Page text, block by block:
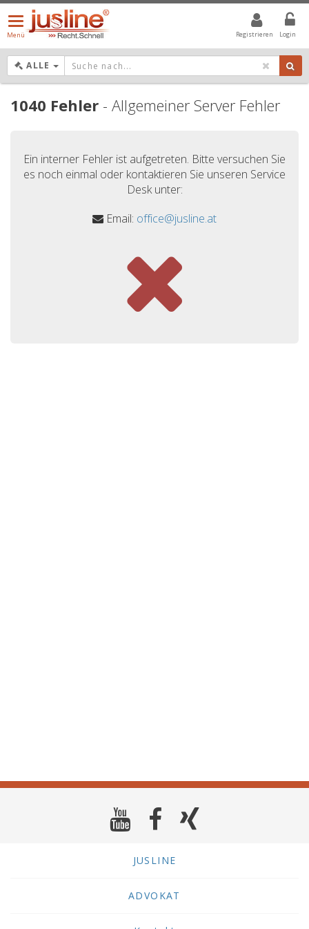
Registrieren Login
Menü
öffnen/schließen
Menü
ALLE DROPDOWN: GEWÄHLTER WERT IST ALLE
1040 Fehler - Allgemeiner Server Fehler
Ein interner Fehler ist aufgetreten. Bitte versuchen Sie
es noch einmal oder kontaktieren Sie unseren Service
Desk unter:
Email: office@jusline.at
JUSLINE
ADVOKAT